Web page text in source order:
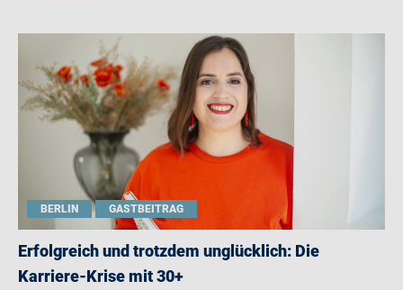
BERLIN GASTBEITRAG
Erfolgreich und trotzdem unglücklich: Die
Karriere-Krise mit 30+